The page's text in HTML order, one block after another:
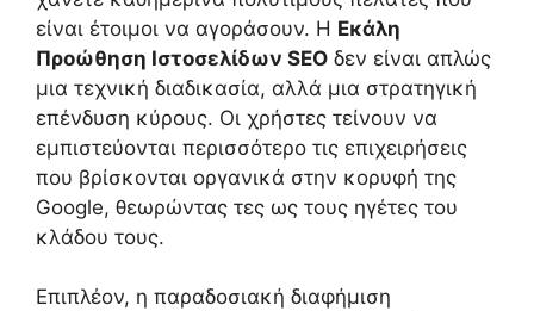
είναι έτοιμοι να αγοράσουν. Η Εκάλη
Προώθηση Ιστοσελίδων SEO δεν είναι απλώς
μια τεχνική διαδικασία, αλλά μια στρατηγική
επένδυση κύρους. Οι χρήστες τείνουν να
εμπιστεύονται περισσότερο τις επιχειρήσεις
που βρίσκονται οργανικά στην κορυφή της
Google, θεωρώντας τες ως τους ηγέτες του
κλάδου τους.
Επιπλέον, η παραδοσιακή διαφήμιση